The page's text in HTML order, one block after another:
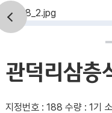
관덕리삼층
지정번호 : 188 수량 : 1기